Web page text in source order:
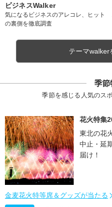
ビジネスWalker
気になるビジネスのアレコレ、ヒット
の裏側を徹底調査
テーマwalker
季節
季節を感じる人気のス
花火特集
東北の花
中止・延
届け！
金麦花火特等席＆グッズが当たる